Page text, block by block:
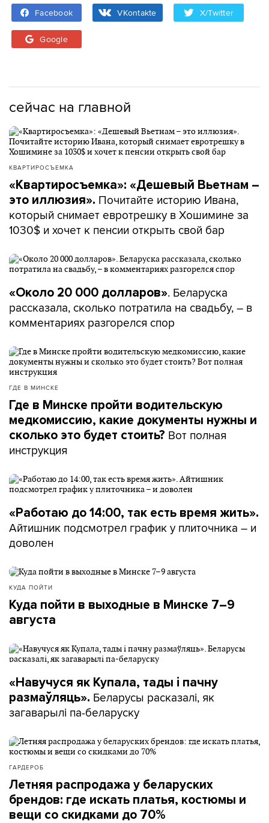
Facebook VKontakte X/Twitter
Google
сейчас на главной
КВАРТИРОСЪЕМКА
«Квартиросъемка»: «Дешевый Вьетнам –
это иллюзия». Почитайте историю Ивана,
который снимает евротрешку в Хошимине за
1030$ и хочет к пенсии открыть свой бар
«Около 20 000 долларов». Беларуска
рассказала, сколько потратила на свадьбу, – в
комментариях разгорелся спор
ГДЕ В МИНСКЕ
Где в Минске пройти водительскую
медкомиссию, какие документы нужны и
сколько это будет стоить? Вот полная
инструкция
«Работаю до 14:00, так есть время жить».
Айтишник подсмотрел график у плиточника – и
доволен
КУДА ПОЙТИ
Куда пойти в выходные в Минске 7–9
августа
«Навучуся як Купала, тады і пачну
размаўляць». Беларусы расказалі, як
загаварылі па-беларуску
ГАРДЕРОБ
Летняя распродажа у беларуских
брендов: где искать платья, костюмы и
вещи со скидками до 70%